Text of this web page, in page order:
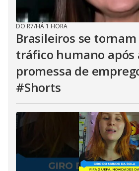
DO R7/HÁ 1 HORA
Brasileiros se
tráfico humano após
promessa de
#Shorts